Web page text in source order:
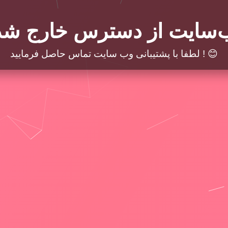
از دسترس خارج
لطفا با پشتیبانی وب سایت تماس حاصل فرمایید ! 😊